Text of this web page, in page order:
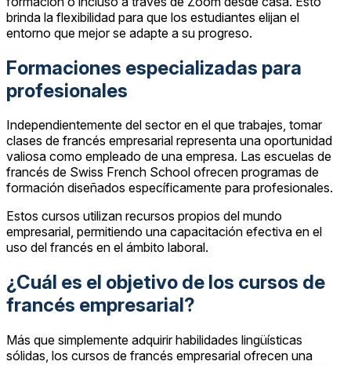
brinda la flexibilidad para que los estudiantes elijan el
entorno que mejor se adapte a su progreso.
Formaciones especializadas para
profesionales
Independientemente del sector en el que trabajes, tomar
clases de francés empresarial representa una oportunidad
valiosa como empleado de una empresa. Las escuelas de
francés de Swiss French School ofrecen programas de
formación diseñados específicamente para profesionales.
Estos cursos utilizan recursos propios del mundo
empresarial, permitiendo una capacitación efectiva en el
uso del francés en el ámbito laboral.
¿Cuál es el objetivo de los cursos de
francés empresarial?
Más que simplemente adquirir habilidades lingüísticas
sólidas, los cursos de francés empresarial ofrecen una